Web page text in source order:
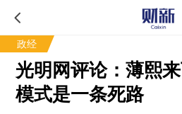
政经
光明网评论：薄熙
模式是一条死路